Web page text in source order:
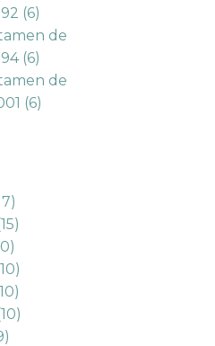
(6)
de
(6)
de
(6)